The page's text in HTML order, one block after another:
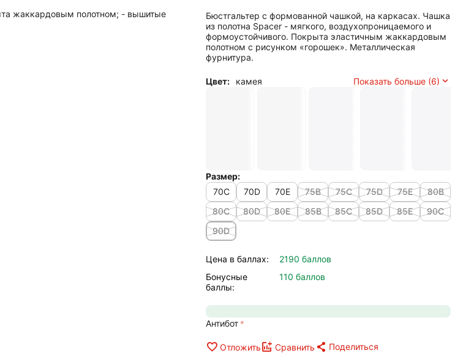
Бюстгальтер с формованной чашкой, на каркасах. Чашка
из полотна Spacer - мягкого, воздухопроницаемого и
формоустойчивого. Покрыта эластичным жаккардовым
полотном с рисунком «горошек». Металлическая
фурнитура.
Цвет: камея Показать больше (6)
Размер:
70C
70D 70E 75B 75C 75D 75E
80B
80C
80D 80E 85B 85C 85D 85E
90C
90D
Цена в баллах:
2190 баллов
Бонусные
баллы:
110 баллов
Антибот
Отложить Сравнить
Поделиться
жаккардовым полотном; - вышитые